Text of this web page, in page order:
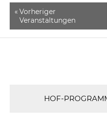
« Vorheriger
Veranstaltungen
HOF-